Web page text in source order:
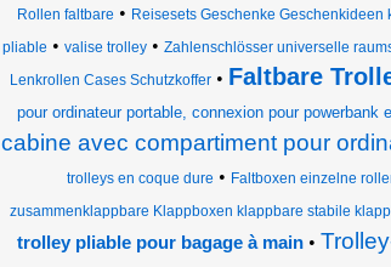
Rollen faltbare • Reisesets Geschenke
pliable • valise trolley• Zahlenschlösser universelle
Lenkrollen Cases Schutzkoffer• Faltbare
pour ordinateur portable, connexion pour powerbank
cabine avec compartiment pour
trolleys en coque dure • Faltboxen einzelne
zusammenklappbare Klappboxen klappbare stabile
trolley pliable pour bagage à main•